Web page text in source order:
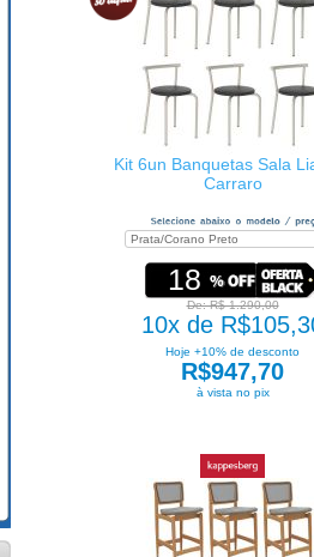
Kit 6un Banquetas Sala
Carraro
18
De: R$ 1.290,00
10x de
Hoje +10% de desconto
R$947,70
à vista no pix